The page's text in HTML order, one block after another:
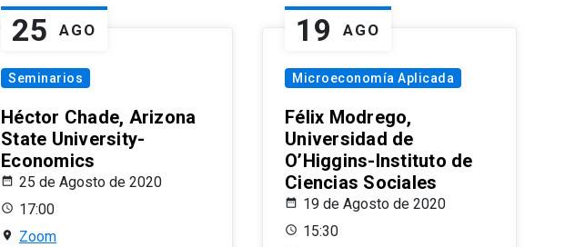
25 AGO
Seminarios
Héctor Chade, Arizona
State University-
Economics
25 de Agosto de 2020
17:00
Zoom
19 AGO
Microeconomía Aplicada
Félix Modrego,
Universidad de
O’Higgins-Instituto de
Ciencias Sociales
19 de Agosto de 2020
15:30